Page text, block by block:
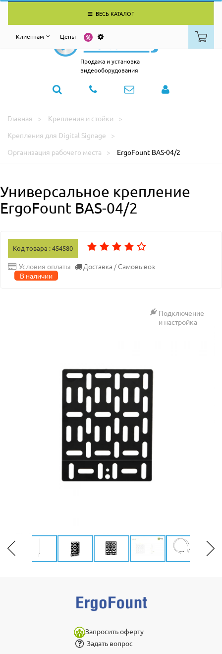
ВЕСЬ КАТАЛОГ
Клиентам Цены
Продажа и установка
видеооборудования
Главная
Крепления и стойки
Крепления для Digital Signage
Организация рабочего места
ErgoFount BAS-04/2
Универсальное крепление
ErgoFount BAS-04/2
Код товара : 454580
Условия оплаты Доставка / Самовывоз
В наличии
Подключение
и настройка
Запросить оферту
Задать вопрос